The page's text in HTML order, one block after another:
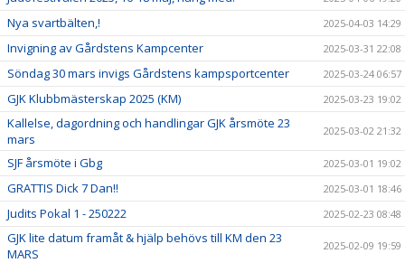
Nya svartbälten,! 2025-04-03 14:29
Invigning av Gårdstens Kampcenter 2025-03-31 22:08
Söndag 30 mars invigs Gårdstens kampsportcenter 2025-03-24 06:57
GJK Klubbmästerskap 2025 (KM) 2025-03-23 19:02
Kallelse, dagordning och handlingar GJK årsmöte 23
mars
2025-03-02 21:32
SJF årsmöte i Gbg 2025-03-01 19:02
GRATTIS Dick 7 Dan!! 2025-03-01 18:46
Judits Pokal 1 - 250222 2025-02-23 08:48
GJK lite datum framåt & hjälp behövs till KM den 23
MARS
2025-02-09 19:59